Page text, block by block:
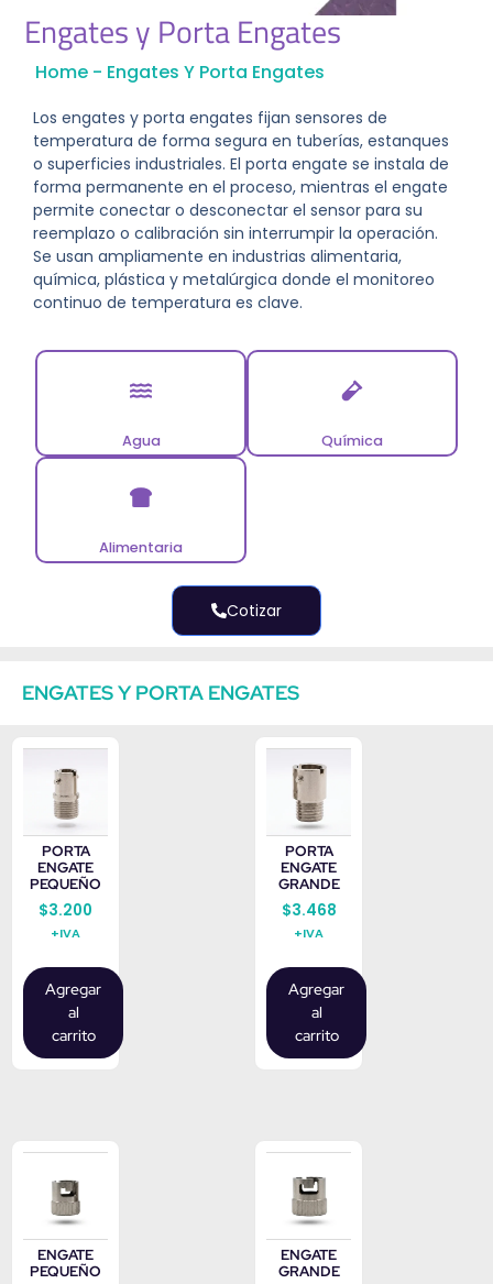
Engates y Porta Engates
Home - Engates Y Porta Engates
Los engates y porta engates fijan sensores de
temperatura de forma segura en tuberías, estanques
o superficies industriales. El porta engate se instala de
forma permanente en el proceso, mientras el engate
permite conectar o desconectar el sensor para su
reemplazo o calibración sin interrumpir la operación.
Se usan ampliamente en industrias alimentaria,
química, plástica y metalúrgica donde el monitoreo
continuo de temperatura es clave.
Agua
Alimentaria
Química
Cotizar
ENGATES Y PORTA ENGATES
PORTA
ENGATE
PEQUEÑO
$3.200
+IVA
Agregar
al
carrito
PORTA
ENGATE
GRANDE
$3.468
+IVA
Agregar
al
carrito
ENGATE
PEQUEÑO
ENGATE
GRANDE